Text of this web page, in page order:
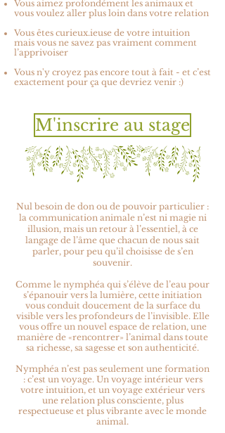
Vous aimez profondément les animaux et
vous voulez aller plus loin dans votre relation
Vous êtes curieux.ieuse de votre intuition
mais vous ne savez pas vraiment comment
l’apprivoiser
Vous n'y croyez pas encore tout à fait - et c’est
exactement pour ça que devriez venir :)
M'inscrire au stage
Nul besoin de don ou de pouvoir particulier :
la communication animale n’est ni magie ni
illusion, mais un retour à l’essentiel, à ce
langage de l’âme que chacun de nous sait
parler, pour peu qu’il choisisse de s’en
souvenir.
Comme le nymphéa qui s’élève de l’eau pour
s’épanouir vers la lumière, cette initiation
vous conduit doucement de la surface du
visible vers les profondeurs de l’invisible. Elle
vous offre un nouvel espace de relation, une
manière de «rencontrer» l’animal dans toute
sa richesse, sa sagesse et son authenticité.
Nymphéa n’est pas seulement une formation
: c’est un voyage. Un voyage intérieur vers
votre intuition, et un voyage extérieur vers
une relation plus consciente, plus
respectueuse et plus vibrante avec le monde
animal.